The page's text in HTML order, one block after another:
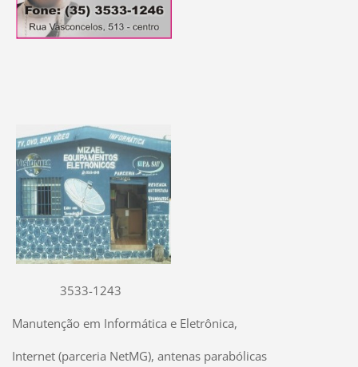
3533-1243
Manutenção em Informática e Eletrônica,
Internet (parceria NetMG), antenas parabólicas